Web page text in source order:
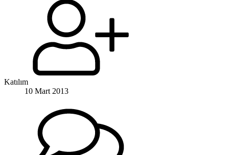
Katılım
10 Mart 2013